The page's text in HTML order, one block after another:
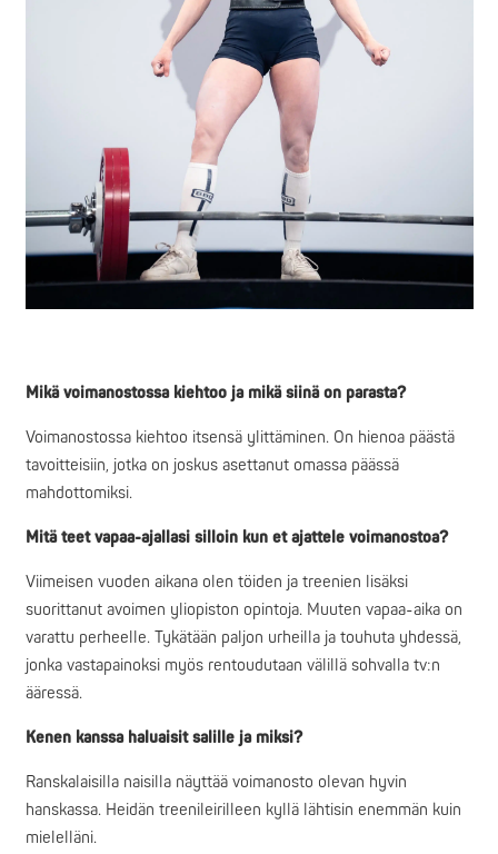
Mikä voimanostossa kiehtoo ja mikä siinä on parasta?
Voimanostossa kiehtoo itsensä ylittäminen. On hienoa päästä
tavoitteisiin, jotka on joskus asettanut omassa päässä
mahdottomiksi.
Mitä teet vapaa-ajallasi silloin kun et ajattele voimanostoa?
Viimeisen vuoden aikana olen töiden ja treenien lisäksi
suorittanut avoimen yliopiston opintoja. Muuten vapaa-aika on
varattu perheelle. Tykätään paljon urheilla ja touhuta yhdessä,
jonka vastapainoksi myös rentoudutaan välillä sohvalla tv:n
ääressä.
Kenen kanssa haluaisit salille ja miksi?
Ranskalaisilla naisilla näyttää voimanosto olevan hyvin
hanskassa. Heidän treenileirilleen kyllä lähtisin enemmän kuin
mielelläni.